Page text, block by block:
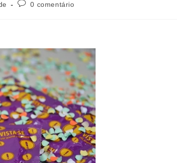
0 comentário